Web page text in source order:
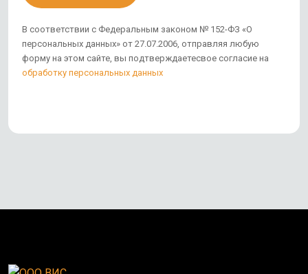
В соответствии с Федеральным законом № 152-ФЗ «О
персональных данных» от 27.07.2006, отправляя любую
форму на этом сайте, вы подтверждаетесвое согласие на
обработку персональных данных